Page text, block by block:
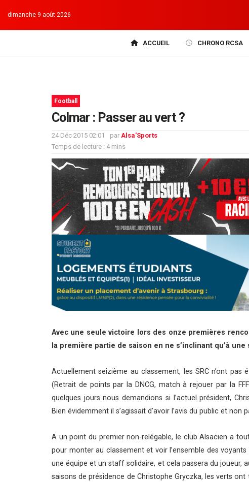
dimanche 9 août 2026
ACCUEIL CHRONO RCSA
Football
Colmar : Passer au vert ?
24 Déc 2015 02:01 par Alsa'Sports
Temps de lecture : 4 mins
Avec une seule victoire lors des onze premières
la première partie de saison en ne s’inclinant qu’à
Actuellement seizième au classement, les SRC n’ont
(Retrait de points par la DNCG, match à rejouer par la
quelques jours nous demandions si l’actuel président,
Bien évidemment il s’agissait d’avoir l’avis du public et non
A un point du premier non-relégable, le club Alsacien a
pour monter au classement et voir l’ensemble des
une équipe et un staff solidaire, et cela passera du joueur,
saisons de présidence de Christophe Gryczka, les verts